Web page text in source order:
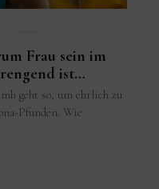
Frau sein im
ist…
geht so, um ehrlich zu
Pfunden. Wie